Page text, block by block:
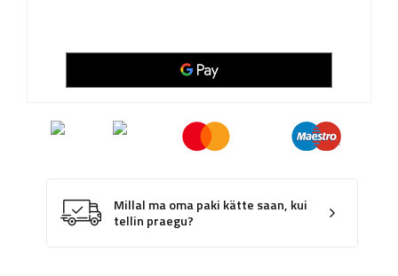
Millal ma oma paki kätte saan, kui
tellin praegu?